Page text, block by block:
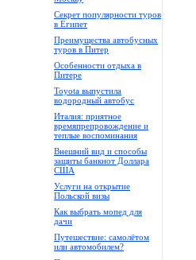
Секрет популярности туров
в Египет
Преимущества автобусных
туров в Питер
Особенности отдыха в
Питере
Toyota выпустила
водородный автобус
Италия: приятное
времяпрепровождение и
теплые воспоминания
Внешний вид и способы
защиты банкнот Доллара
США
Услуги на открытие
Польской визы
Как выбрать мопед для
дачи
Путешествие: самолётом
или автомобилем?